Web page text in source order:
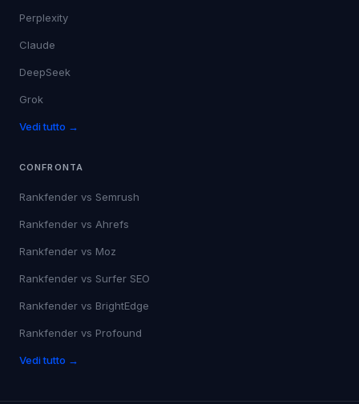
Perplexity
Claude
DeepSeek
Grok
Vedi tutto →
CONFRONTA
Rankfender vs Semrush
Rankfender vs Ahrefs
Rankfender vs Moz
Rankfender vs Surfer SEO
Rankfender vs BrightEdge
Rankfender vs Profound
Vedi tutto →